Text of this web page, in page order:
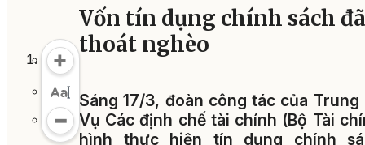
Vốn tín dụng chính sách
thoát nghèo
Sáng 17/3, đoàn công tác của
Vụ Các định chế tài chính (Bộ Tài
hình thực hiện tín dụng chính